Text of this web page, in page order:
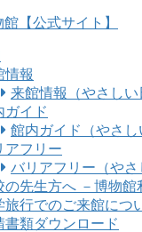
情報
来館情報（やさしい
ガイド
館内ガイド（やさし
アフリー
バリアフリー（やさ
の先生方へ －博物館
旅行でのご来館につ
書類ダウンロード